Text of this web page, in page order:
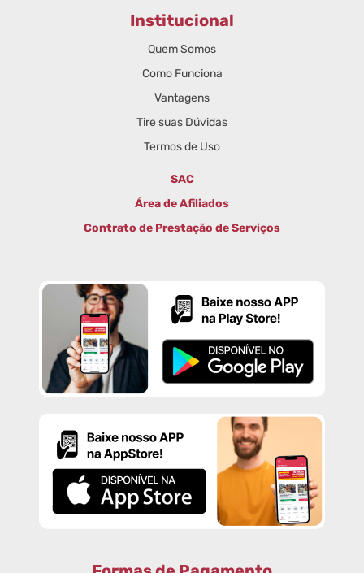
Institucional
Quem Somos
Como Funciona
Vantagens
Tire suas Dúvidas
Termos de Uso
SAC
Área de Afiliados
Contrato de Prestação de Serviços